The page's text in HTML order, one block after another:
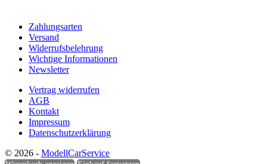
Zahlungsarten
Versand
Widerrufsbelehrung
Wichtige Informationen
Newsletter
Vertrag widerrufen
AGB
Kontakt
Impressum
Datenschutzerklärung
© 2026 - ModellCarService